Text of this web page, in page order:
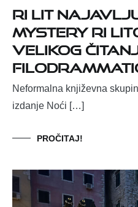
Ri Lit
MYSTERY Ri
velikog
Neformalna književna
izdanje Noći […]
PROČITAJ!